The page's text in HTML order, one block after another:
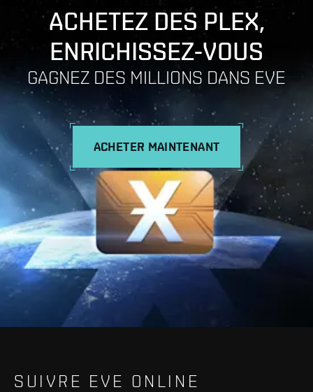
ACHETEZ DES PLEX,
ENRICHISSEZ-VOUS
GAGNEZ DES MILLIONS DANS EVE
ACHETER MAINTENANT
SUIVRE EVE ONLINE